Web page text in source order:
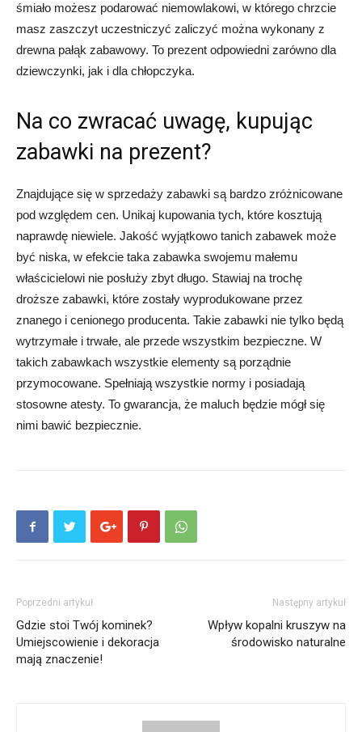
śmiało możesz podarować niemowlakowi, w którego chrzcie
masz zaszczyt uczestniczyć zaliczyć można wykonany z
drewna pałąk zabawowy. To prezent odpowiedni zarówno dla
dziewczynki, jak i dla chłopczyka.
Na co zwracać uwagę, kupując
zabawki na prezent?
Znajdujące się w sprzedaży zabawki są bardzo zróżnicowane
pod względem cen. Unikaj kupowania tych, które kosztują
naprawdę niewiele. Jakość wyjątkowo tanich zabawek może
być niska, w efekcie taka zabawka swojemu małemu
właścicielowi nie posłuży zbyt długo. Stawiaj na trochę
droższe zabawki, które zostały wyprodukowane przez
znanego i cenionego producenta. Takie zabawki nie tylko będą
wytrzymałe i trwałe, ale przede wszystkim bezpieczne. W
takich zabawkach wszystkie elementy są porządnie
przymocowane. Spełniają wszystkie normy i posiadają
stosowne atesty. To gwarancja, że maluch będzie mógł się
nimi bawić bezpiecznie.
Poprzedni artykuł
Gdzie stoi Twój kominek?
Umiejscowienie i dekoracja
mają znaczenie!
Następny artykuł
Wpływ kopalni kruszyw na
środowisko naturalne